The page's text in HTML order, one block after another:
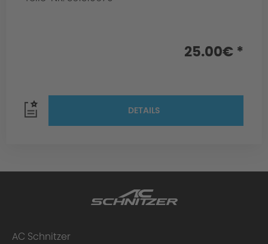
25.00€ *
DETAILS
AC Schnitzer